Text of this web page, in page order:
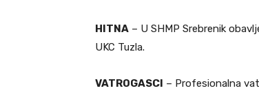
HITNA – U SHMP Srebrenik
UKC Tuzla.
VATROGASCI – Profesionalna